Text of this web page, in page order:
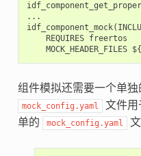
...
    REQUIRES freertos
组件模拟还需要一个单独
mock_config.yaml
文件用
单的
mock_config.yaml 文